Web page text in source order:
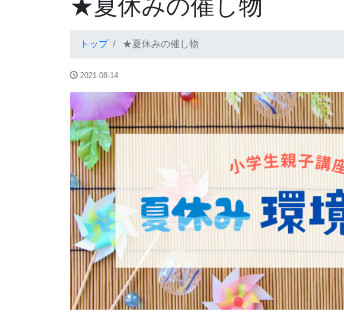
★夏休みの催し物
トップ ★夏休みの催し物
2021-08-14